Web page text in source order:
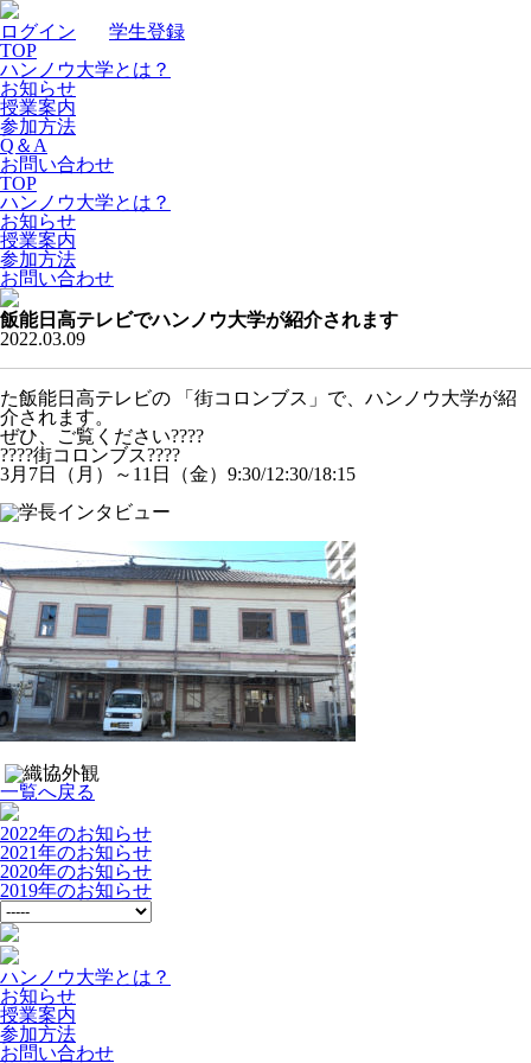
ログイン
学生登録
TOP
ハンノウ大学とは？
お知らせ
授業案内
参加方法
Q＆A
お問い合わせ
TOP
ハンノウ大学とは？
お知らせ
授業案内
参加方法
お問い合わせ
飯能日高テレビでハンノウ大学が紹介されます
2022.03.09
た飯能日高テレビの 「街コロンブス」で、ハンノウ大学が紹
介されます。
ぜひ、ご覧ください????
????街コロンブス????
3月7日（月）～11日（金）9:30/12:30/18:15
一覧へ戻る
2022年のお知らせ
2021年のお知らせ
2020年のお知らせ
2019年のお知らせ
ハンノウ大学とは？
お知らせ
授業案内
参加方法
お問い合わせ